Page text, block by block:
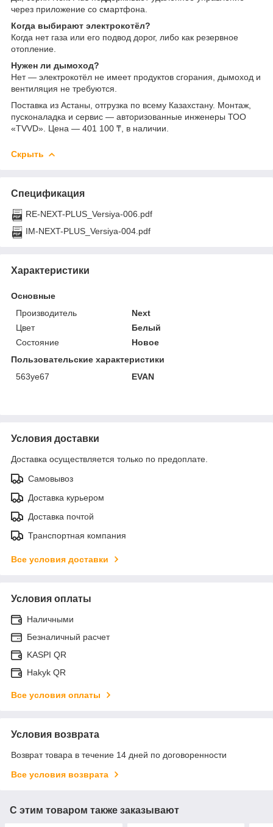
через приложение со смартфона.
Когда выбирают электрокотёл?
Когда нет газа или его подвод дорог, либо как резервное
отопление.
Нужен ли дымоход?
Нет — электрокотёл не имеет продуктов сгорания, дымоход и
вентиляция не требуются.
Поставка из Астаны, отгрузка по всему Казахстану. Монтаж,
пусконаладка и сервис — авторизованные инженеры ТОО
«TVVD». Цена — 401 100 ₸, в наличии.
Скрыть
Спецификация
RE-NEXT-PLUS_Versiya-006.pdf
IM-NEXT-PLUS_Versiya-004.pdf
Характеристики
Основные
Производитель
Next
Цвет
Белый
Состояние
Новое
Пользовательские характеристики
563уе67
EVAN
Условия доставки
Доставка осуществляется только по предоплате.
Самовывоз
Доставка курьером
Доставка почтой
Транспортная компания
Все условия доставки
Условия оплаты
Наличными
Безналичный расчет
KASPI QR
Hakyk QR
Все условия оплаты
Условия возврата
Возврат товара в течение 14 дней по договоренности
Все условия возврата
С этим товаром также заказывают